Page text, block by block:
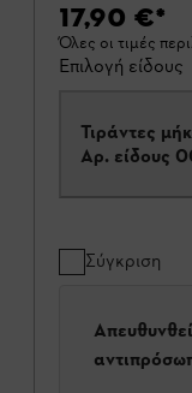
17,90 €*
Όλες οι τιμές
Επιλογή είδους
Τιράντες
Αρ. είδους
Σύγκριση